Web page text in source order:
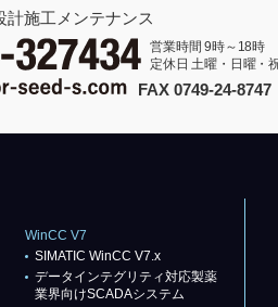
計施工メンテナンス
営業時間 9時～18時
定休日 土曜・日曜・
FAX 0749-24-8747
WinCC V7
SIMATIC WinCC V7.x
データインテグリティ対応製薬
業界向けSCADAシステム